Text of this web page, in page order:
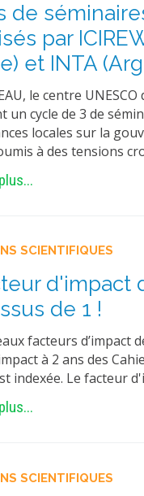
de
par
et INTA
le centre
un cycle de 3 de
locales sur la
à des tensions
SCIENTIFIQUES
d'impact
de 1 !
facteurs d’impact
à 2 ans des
indexée. Le facteur
SCIENTIFIQUES